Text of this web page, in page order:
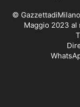
©
Maggio 2023 al